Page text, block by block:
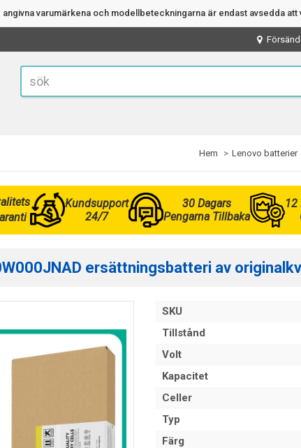
varumärkena och modellbeteckningarna är endast avsedda
Hem Lenovo batterier
Kundsupport
24/7
30 Dagars
Pengarna Tillbaka
12
ersättningsbatteri av
SKU
Tillstånd
Volt
Kapacitet
Celler
Typ
Färg